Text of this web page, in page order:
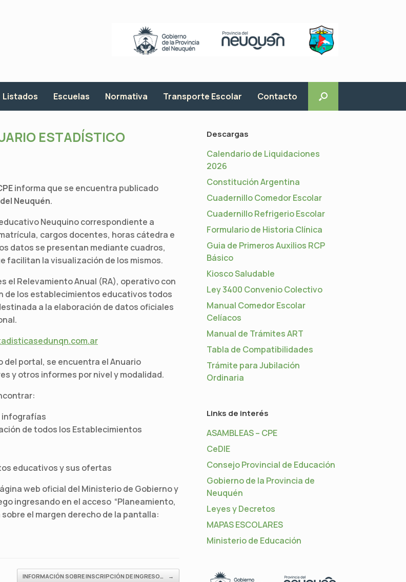
Listados Escuelas Normativa Transporte Escolar Contacto
ESTADÍSTICO
informa que se encuentra publicado
Neuquén.
Neuquino correspondiente a
cargos docentes, horas cátedra e
datos se presentan mediante cuadros,
facilitan la visualización de los mismos.
el Relevamiento Anual (RA), operativo con
de los establecimientos educativos todos
a la elaboración de datos oficiales
com.ar
del portal, se encuentra el Anuario
y otros informes por nivel y modalidad.
infografías
de todos los Establecimientos
educativos y sus ofertas
web oficial del Ministerio de Gobierno y
ingresando en el acceso “Planeamiento,
el margen derecho de la pantalla:
INFORMACIÓN SOBRE INSCRIPCIÓN DE INGRESO… →
Descargas
Calendario de Liquidaciones
2026
Constitución Argentina
Cuadernillo Comedor Escolar
Cuadernillo Refrigerio Escolar
Formulario de Historia Clínica
Guia de Primeros Auxilios RCP
Básico
Kiosco Saludable
Ley 3400 Convenio Colectivo
Manual Comedor Escolar
Celíacos
Manual de Trámites ART
Tabla de Compatibilidades
Trámite para Jubilación
Ordinaria
Links de interés
ASAMBLEAS – CPE
CeDIE
Consejo Provincial de Educación
Gobierno de la Provincia de
Neuquén
Leyes y Decretos
MAPAS ESCOLARES
Ministerio de Educación